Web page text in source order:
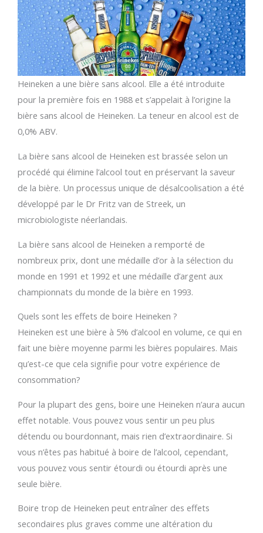
Heineken a une bière sans alcool. Elle a été introduite
pour la première fois en 1988 et s’appelait à l’origine la
bière sans alcool de Heineken. La teneur en alcool est de
0,0% ABV.
La bière sans alcool de Heineken est brassée selon un
procédé qui élimine l’alcool tout en préservant la saveur
de la bière. Un processus unique de désalcoolisation a été
développé par le Dr Fritz van de Streek, un
microbiologiste néerlandais.
La bière sans alcool de Heineken a remporté de
nombreux prix, dont une médaille d’or à la sélection du
monde en 1991 et 1992 et une médaille d’argent aux
championnats du monde de la bière en 1993.
Quels sont les effets de boire Heineken ?
Heineken est une bière à 5% d’alcool en volume, ce qui en
fait une bière moyenne parmi les bières populaires. Mais
qu’est-ce que cela signifie pour votre expérience de
consommation?
Pour la plupart des gens, boire une Heineken n’aura aucun
effet notable. Vous pouvez vous sentir un peu plus
détendu ou bourdonnant, mais rien d’extraordinaire. Si
vous n’êtes pas habitué à boire de l’alcool, cependant,
vous pouvez vous sentir étourdi ou étourdi après une
seule bière.
Boire trop de Heineken peut entraîner des effets
secondaires plus graves comme une altération du